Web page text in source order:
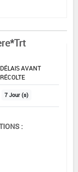
DÉLAIS AVANT
RÉCOLTE
7 Jour (s)
: